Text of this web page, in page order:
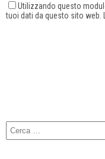
Utilizzando questo
tuoi dati da questo sito web.